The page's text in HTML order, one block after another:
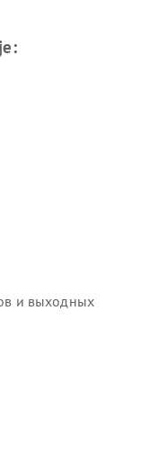
и выходных